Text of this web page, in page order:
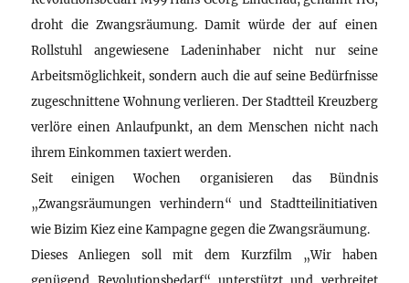
droht die Zwangsräumung. Damit würde der auf einen
Rollstuhl angewiesene Ladeninhaber nicht nur seine
Arbeitsmöglichkeit, sondern auch die auf seine Bedürfnisse
zugeschnittene Wohnung verlieren. Der Stadtteil Kreuzberg
verlöre einen Anlaufpunkt, an dem Menschen nicht nach
ihrem Einkommen taxiert werden.
Seit einigen Wochen organisieren das Bündnis
„Zwangsräumungen verhindern“ und Stadtteilinitiativen
wie Bizim Kiez eine Kampagne gegen die Zwangsräumung.
Dieses Anliegen soll mit dem Kurzfilm „Wir haben